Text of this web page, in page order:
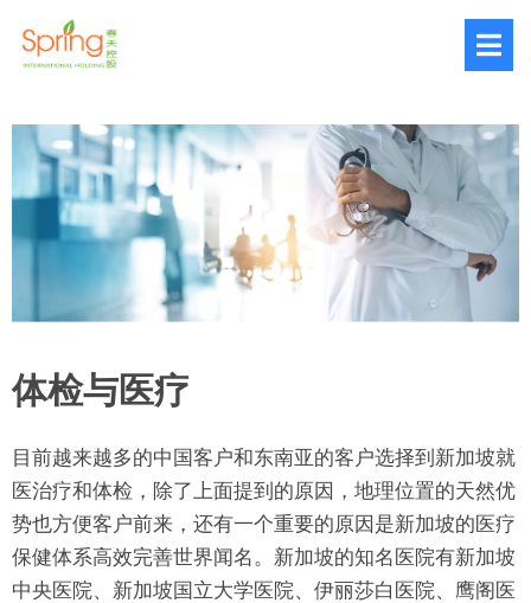
体检与医疗
目前越来越多的中国客户和东南亚的客户选择到新加坡就
医治疗和体检，除了上面提到的原因，地理位置的天然优
势也方便客户前来，还有一个重要的原因是新加坡的医疗
保健体系高效完善世界闻名。新加坡的知名医院有新加坡
中央医院、新加坡国立大学医院、伊丽莎白医院、鹰阁医